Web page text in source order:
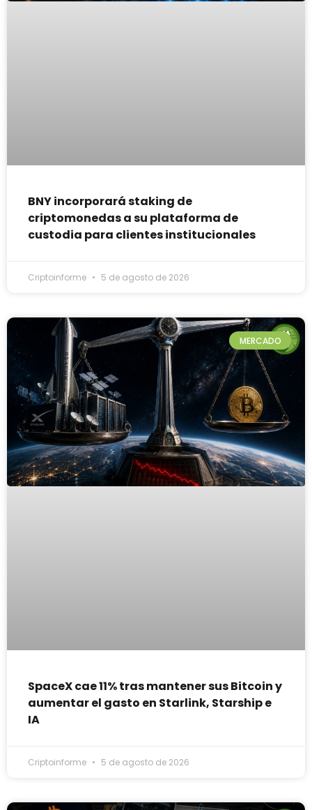
BNY incorporará staking de
criptomonedas a su plataforma de
custodia para clientes institucionales
Criptoinforme 5 de agosto de 2026
MERCADO
SpaceX cae 11% tras mantener sus Bitcoin y
aumentar el gasto en Starlink, Starship e
IA
Criptoinforme 5 de agosto de 2026